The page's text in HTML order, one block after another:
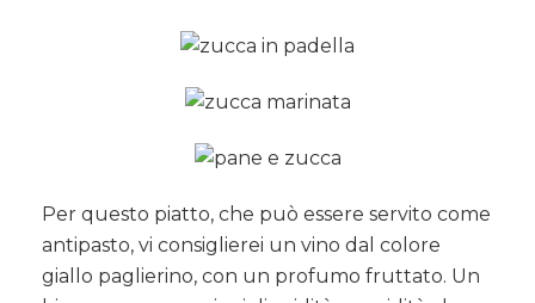
Per questo piatto, che può essere servito come
antipasto, vi consiglierei un vino dal colore
giallo paglierino, con un profumo fruttato. Un